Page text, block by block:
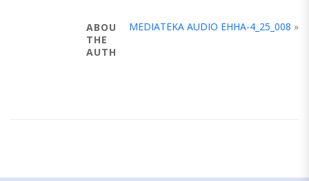
MEDIATEKA AUDIO EHHA-4_25_008 »
ABOUT
THE
AUTHOR